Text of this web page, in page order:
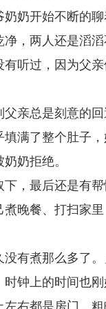
奶奶开始不断的
，两人还是滔
有听过，因为父
父亲总是刻意的
填满了整个肚子
奶拒绝。
，最后还是有
煮晚餐、打扫家
没有煮那么多了
时钟上的时间也
右都是房门，